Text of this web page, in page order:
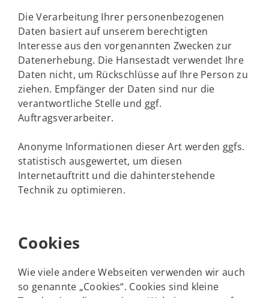
Die Verarbeitung Ihrer personenbezogenen
Daten basiert auf unserem berechtigten
Interesse aus den vorgenannten Zwecken zur
Datenerhebung. Die Hansestadt verwendet Ihre
Daten nicht, um Rückschlüsse auf Ihre Person zu
ziehen. Empfänger der Daten sind nur die
verantwortliche Stelle und ggf.
Auftragsverarbeiter.
Anonyme Informationen dieser Art werden ggfs.
statistisch ausgewertet, um diesen
Internetauftritt und die dahinterstehende
Technik zu optimieren.
Cookies
Wie viele andere Webseiten verwenden wir auch
so genannte „Cookies“. Cookies sind kleine